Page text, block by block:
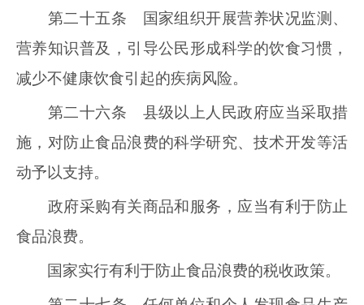
第二十五条 国家组织开展营养状况监测、
营养知识普及，引导公民形成科学的饮食习惯，
减少不健康饮食引起的疾病风险。
第二十六条 县级以上人民政府应当采取措
施，对防止食品浪费的科学研究、技术开发等活
动予以支持。
政府采购有关商品和服务，应当有利于防止
食品浪费。
国家实行有利于防止食品浪费的税收政策。